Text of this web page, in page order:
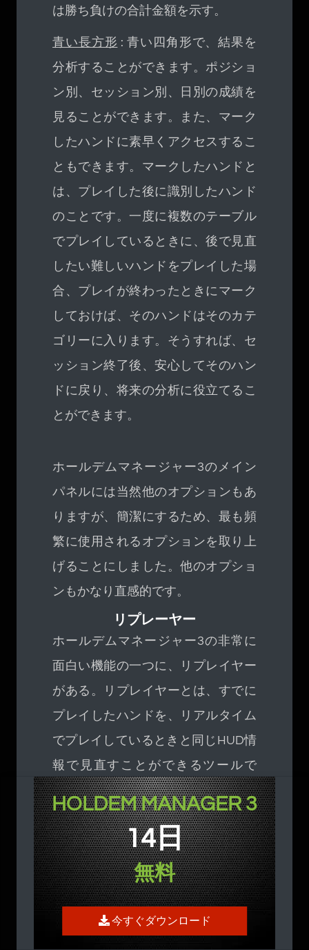
は勝ち負けの合計金額を示す。
青い長方形 : 青い四角形で、結果を
分析することができます。ポジショ
ン別、セッション別、日別の成績を
見ることができます。また、マーク
したハンドに素早くアクセスするこ
ともできます。マークしたハンドと
は、プレイした後に識別したハンド
のことです。一度に複数のテーブル
でプレイしているときに、後で見直
したい難しいハンドをプレイした場
合、プレイが終わったときにマーク
しておけば、そのハンドはそのカテ
ゴリーに入ります。そうすれば、セ
ッション終了後、安心してそのハン
ドに戻り、将来の分析に役立てるこ
とができます。
ホールデムマネージャー3のメイン
パネルには当然他のオプションもあ
りますが、簡潔にするため、最も頻
繁に使用されるオプションを取り上
げることにしました。他のオプショ
ンもかなり直感的です。
リプレーヤー
ホールデムマネージャー3の非常に
面白い機能の一つに、リプレイヤー
がある。リプレイヤーとは、すでに
プレイしたハンドを、リアルタイム
でプレイしているときと同じHUD情
報で見直すことができるツールで
す。例えば、プレイしたハンド(AA)
をリプレイしたいとします。どのハ
ンドかは以下をご覧ください：
そこで、この手の上でマウスをダブ
ルクリックして、再生プレイヤーを
起動します。
HOLDEM MANAGER 3
14日
無料
今すぐダウンロード